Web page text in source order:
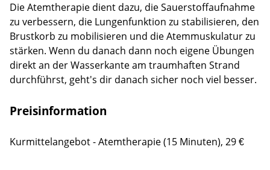
Lade
Die Atemtherapie dient dazu, die Sauerstoffaufnahme
zu verbessern, die Lungenfunktion zu stabilisieren, den
Brustkorb zu mobilisieren und die Atemmuskulatur zu
stärken. Wenn du danach dann noch eigene Übungen
direkt an der Wasserkante am traumhaften Strand
durchführst, geht's dir danach sicher noch viel besser.
Preisinformation
Kurmittelangebot - Atemtherapie (15 Minuten), 29 €